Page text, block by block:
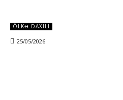
ÖLKƏ DAXILI
25/05/2026